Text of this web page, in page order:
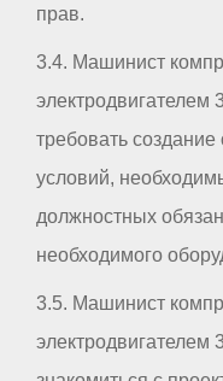
прав.
3.4. Машинист
электродвигателем
требовать создание
условий,
должностных
необходимого
3.5. Машинист
электродвигателем